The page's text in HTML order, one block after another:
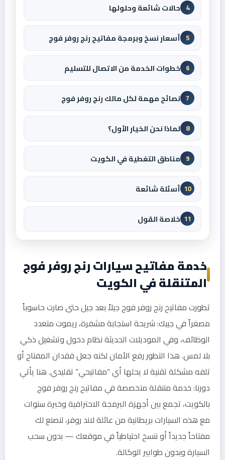
4 حالات شائعة وحلولها
5 أسعار نسخ وبرمجة مفاتيح رنج روفر فوج
6 خطوات الخدمة من الاتصال للتسليم
7 نصائح مهمة لكل مالك رنج روفر فوج
8 لماذا نحن الخيار الأول؟
9 مناطق التغطية في الكويت
10 أسئلة شائعة
11 خلاصة القول
خدمة مفاتيح سيارات رنج روفر فوج
المتنقلة في الكويت
تطورت مفاتيح رنج روفر فوج جيلاً بعد جيل حتى صارت حاسوباً
مصغراً في جيبك: شريحة استجابة مشفرة، ريموت متعدد
الوظائف، وفي الموديلات الحديثة نظام دخول وتشغيل ذكي
بلا لمس. هذا التطور رفع الأمان لكنه جعل فقدان المفتاح أو
تلفه مشكلة تقنية لا يحلها أي “مفاتيحي” تقليدي. هنا يأتي
دورنا: خدمة متنقلة متخصصة في مفاتيح رنج روفر فوج
بالكويت، تجمع بين أجهزة البرمجة الاحترافية وخبرة سنوات
مع هذه السيارات بريطانية من عائلة لاند روفر، لنصنع لك
مفتاحاً جديداً أو ننسخ احتياطياً في موقعك — بدون سحب
السيارة وبدون طوابير الوكالة.